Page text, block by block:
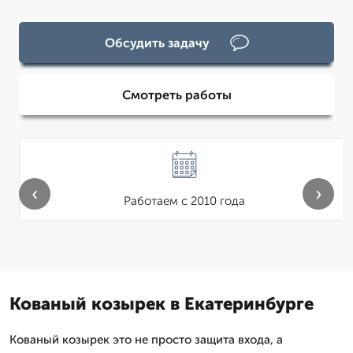
Обсудить задачу
Смотреть работы
Работаем с 2010 года
‹ ›
Кованый козырек в Екатеринбурге
Кованый козырек это не просто защита входа, а